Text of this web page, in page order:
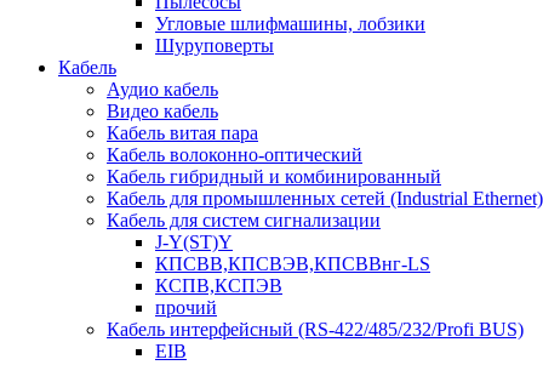
Угловые шлифмашины, лобзики
Шуруповерты
Кабель
Аудио кабель
Видео кабель
Кабель витая пара
Кабель волоконно-оптический
Кабель гибридный и комбинированный
Кабель для промышленных сетей (Industrial Ethernet)
Кабель для систем сигнализации
J-Y(ST)Y
КПСВВ,КПСВЭВ,КПСВВнг-LS
КСПВ,КСПЭВ
прочий
Кабель интерфейсный (RS-422/485/232/Profi BUS)
EIB